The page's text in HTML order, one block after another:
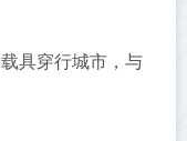
具穿行城市，与